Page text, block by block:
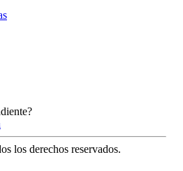
los derechos reservados.